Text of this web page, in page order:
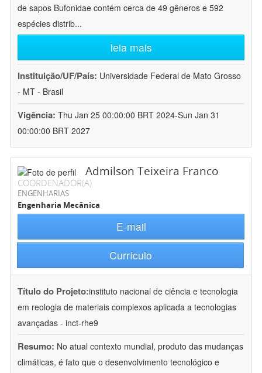
de sapos Bufonidae contém cerca de 49 gêneros e 592
espécies distrib...
leia mais
Instituição/UF/País: Universidade Federal de Mato Grosso
- MT - Brasil
Vigência: Thu Jan 25 00:00:00 BRT 2024-Sun Jan 31
00:00:00 BRT 2027
Admilson Teixeira Franco
COORDENADOR(A)
ENGENHARIAS
Engenharia Mecânica
E-mail
Currículo
Título do Projeto:instituto nacional de ciência e tecnologia
em reologia de materiais complexos aplicada a tecnologias
avançadas - inct-rhe9
Resumo: No atual contexto mundial, produto das mudanças
climáticas, é fato que o desenvolvimento tecnológico e